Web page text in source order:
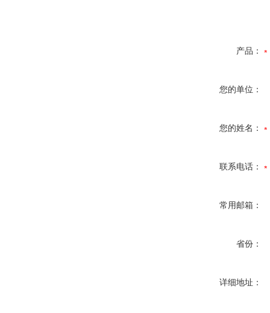
产品：
您的单位：
您的姓名：
联系电话：
常用邮箱：
省份：
详细地址：